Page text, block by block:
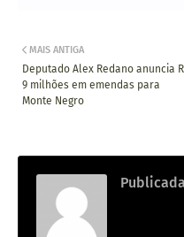
MAIS ANTIGA
Deputado Alex Redano anuncia
9 milhões em emendas para
Monte Negro